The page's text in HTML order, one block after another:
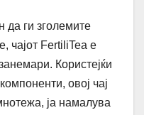
да ги зголемите
чајот FertiliTea е
Користејќи
овој чај
ја намалува